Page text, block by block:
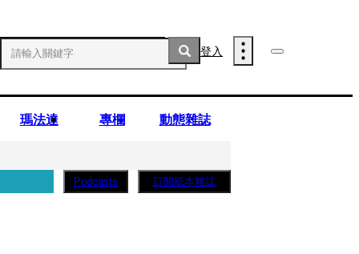
登入
瑪法達 專欄 動態雜誌
Podcasts 訂閱紙本雜誌